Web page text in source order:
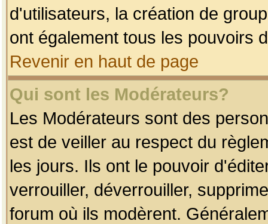
d'utilisateurs, la création de
ont également tous les pouvoirs
Revenir en haut de page
Qui sont les Modérateurs?
Les Modérateurs sont des
est de veiller au respect du
les jours. Ils ont le pouvoir
verrouiller, déverrouiller,
forum où ils modèrent.